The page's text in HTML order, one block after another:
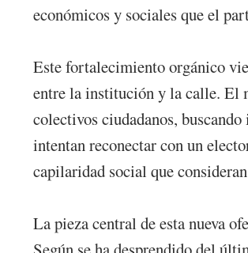
económicos y sociales que el
Este fortalecimiento orgánico
entre la institución y la calle. El
colectivos ciudadanos,
intentan reconectar con un
capilaridad social que
La pieza central de esta nueva